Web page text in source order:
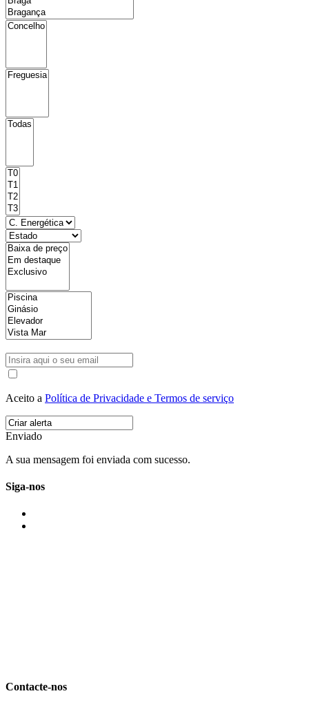
Aceito a Política de Privacidade e Termos de serviço
Enviado
A sua mensagem foi enviada com sucesso.
Siga-nos
Contacte-nos